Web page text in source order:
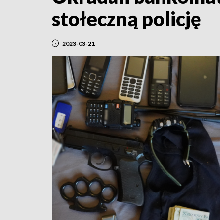
stołeczną policję
2023-03-21